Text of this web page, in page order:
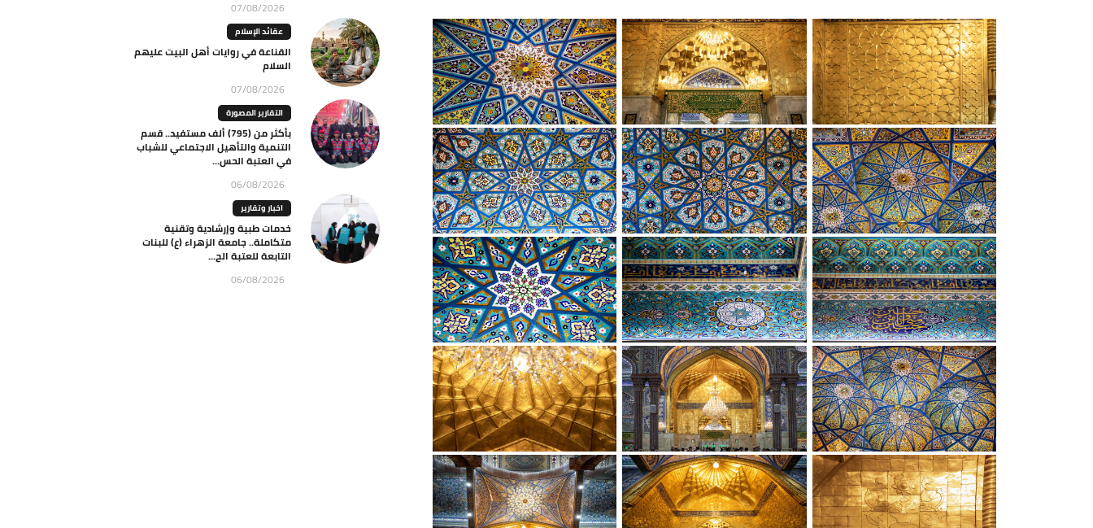
07/08/2026
عقائد الإسلام
القناعة في روايات أهل البيت عليهم
السلام
07/08/2026
التقارير المصورة
بأكثر من (795) ألف مستفيد.. قسم
التنمية والتأهيل الاجتماعي للشباب
في العتبة الحس...
06/08/2026
اخبار وتقارير
خدمات طبية وإرشادية وتقنية
متكاملة.. جامعة الزهراء (ع) للبنات
التابعة للعتبة الح...
06/08/2026